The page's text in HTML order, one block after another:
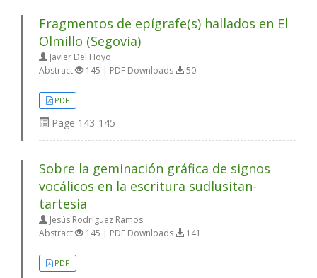
Fragmentos de epígrafe(s) hallados en El
Olmillo (Segovia)
Javier Del Hoyo
Abstract
145 | PDF Downloads 50
PDF
Page 143-145
Sobre la geminación gráfica de signos
vocálicos en la escritura sudlusitan-
tartesia
Jesús Rodríguez Ramos
Abstract
145 | PDF Downloads 141
PDF